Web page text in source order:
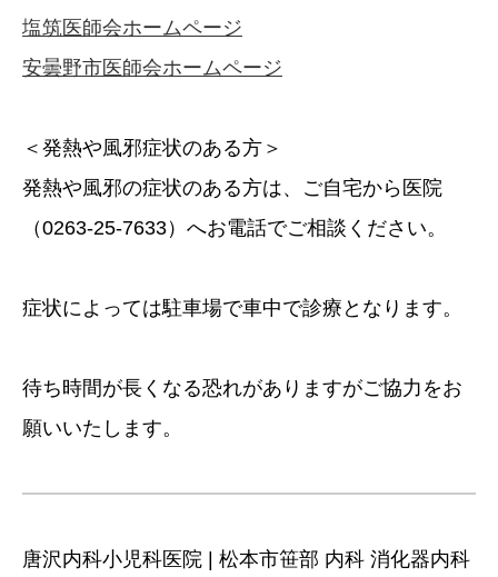
塩筑医師会ホームページ
安曇野市医師会ホームページ
＜発熱や風邪症状のある方＞
発熱や風邪の症状のある方は、ご自宅から医院
（0263-25-7633）へお電話でご相談ください。
症状によっては駐車場で車中で診療となります。
待ち時間が長くなる恐れがありますがご協力をお
願いいたします。
唐沢内科小児科医院 | 松本市笹部 内科 消化器内科